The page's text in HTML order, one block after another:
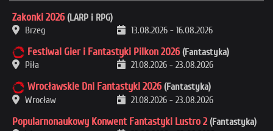
Zakonki 2026 (LARP i RPG)
Brzeg
13.08.2026 - 16.08.2026
Festiwal Gier i Fantastyki Pilkon 2026 (Fantastyka)
Piła
21.08.2026 - 23.08.2026
Wrocławskie Dni Fantastyki 2026 (Fantastyka)
Wrocław
21.08.2026 - 23.08.2026
Popularnonaukowy Konwent Fantastyki Lustro 2 (Fantastyka)